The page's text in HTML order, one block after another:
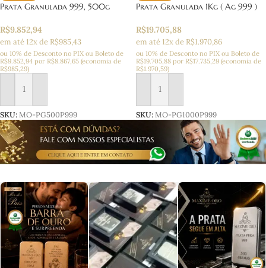
Prata Granulada 999, 500g
R$9.852,94
em até 12x de R$985,43
ou 10% de Desconto no PIX ou Boleto de
R$9.852,94 por R$8.867,65 (economia de
R$985,29)
Adicionar ao carrinho
SKU: MO-PG500P999
Prata Granulada 1Kg ( Ag 999 )
R$19.705,88
em até 12x de R$1.970,86
ou 10% de Desconto no PIX ou Boleto de
R$19.705,88 por R$17.735,29 (economia de
R$1.970,59)
Adicionar ao carrinho
SKU: MO-PG1000P999